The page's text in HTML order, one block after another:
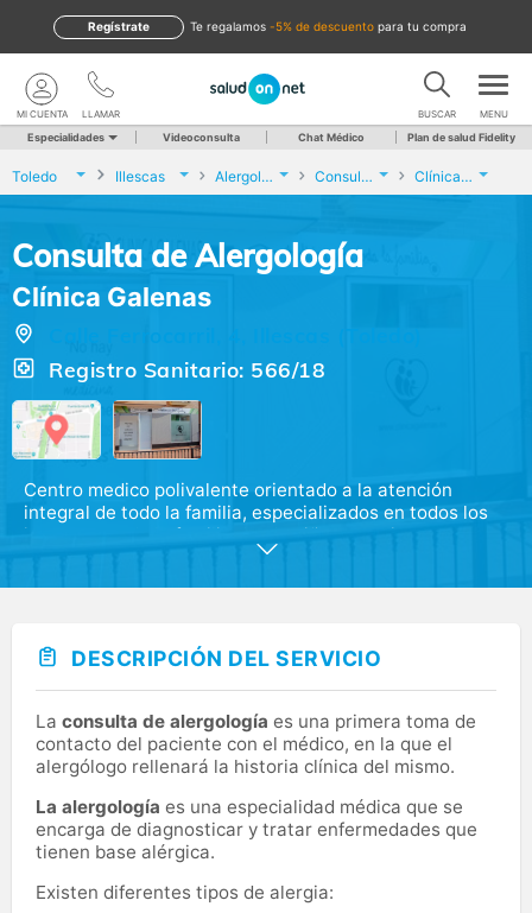
te regalamos -5% de descuento para tu compra
Regístrate
LLAMAR
MI CUENTA BUSCAR MENU
Especialidades Videoconsulta Chat Médico Plan de salud Fidelity
Toledo Illescas Alergología Consulta de Alergología Clínica Galenas
Consulta de Alergología
Clínica Galenas
Registro Sanitario: 566/18
Centro medico polivalente orientado a la atención
integral de todo la familia, especializados en todos los
integrantes de la familia desde niños a ancianos.
Ofrecemos una atención personalizada con personal
DESCRIPCIÓN DEL SERVICIO
La consulta de alergología es una primera toma de
contacto del paciente con el médico, en la que el
alergólogo rellenará la historia clínica del mismo.
La alergología es una especialidad médica que se
encarga de diagnosticar y tratar enfermedades que
tienen base alérgica.
Existen diferentes tipos de alergia: